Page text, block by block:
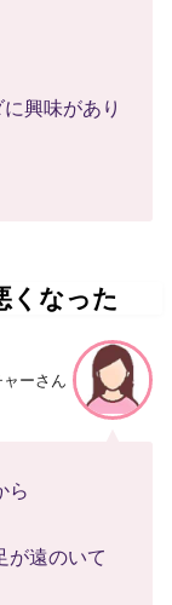
興味があり
くなった
ーさん
ら
が遠のいて